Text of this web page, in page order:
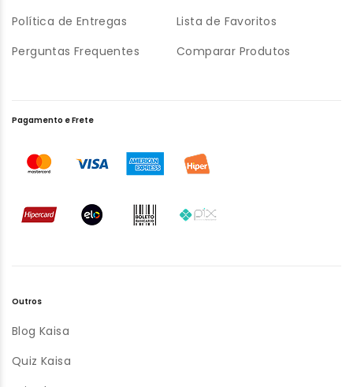
Política de Entregas
Perguntas Frequentes
Lista de Favoritos
Comparar Produtos
Outros
Blog Kaisa
Quiz Kaisa
Pagamento e Frete